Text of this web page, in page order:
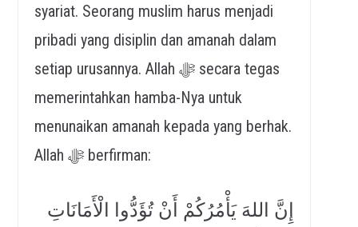
syariat. Seorang muslim harus menjadi
pribadi yang disiplin dan amanah dalam
setiap urusannya. Allah ﷻ secara tegas
memerintahkan hamba-Nya untuk
menunaikan amanah kepada yang berhak.
Allah ﷻ berfirman:
إِنَّ اللهَ يَأْمُرُكُمْ أَنْ تُؤَدُّوا الْأَمَانَاتِ